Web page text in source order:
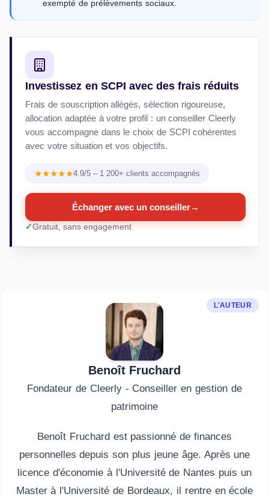
exempté de prélèvements sociaux.
Investissez en SCPI avec des frais réduits
Frais de souscription allégés, sélection rigoureuse,
allocation adaptée à votre profil : un conseiller Cleerly
vous accompagne dans le choix de SCPI cohérentes
avec votre situation et vos objectifs.
★★★★★4.9/5 – 1 200+ clients accompagnés
Échanger avec un conseiller→
Gratuit, sans engagement
L'AUTEUR
Benoît Fruchard
Fondateur de Cleerly - Conseiller en gestion de
patrimoine
Benoît Fruchard est passionné de finances
personnelles depuis son plus jeune âge. Après une
licence d'économie à l'Université de Nantes puis un
Master à l'Université de Bordeaux, il rentre en école